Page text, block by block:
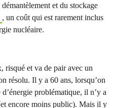
et du stockage
, un coût qui est rarement inclus
nucléaire.
risqué et va de pair avec un
résolu. Il y a 60 ans, lorsqu’on
problématique, il n’y a
encore moins public). Mais il y